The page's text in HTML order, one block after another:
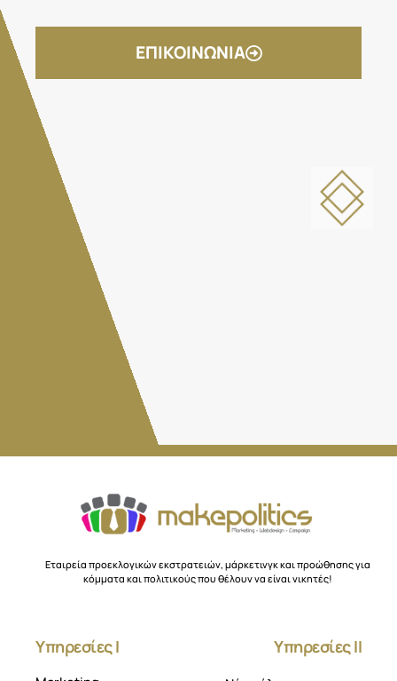
ΕΠΙΚΟΙΝΩΝΙΑ
Εταιρεία προεκλογικών εκστρατειών, μάρκετινγκ και προώθησης για
κόμματα και πολιτικούς που θέλουν να είναι νικητές!
Υπηρεσίες Ι Υπηρεσίες ΙΙ